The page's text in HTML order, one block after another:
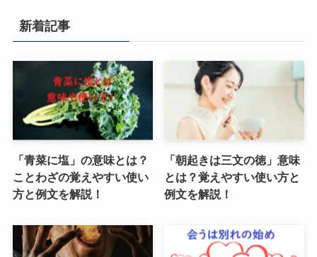
新着記事
「青菜に塩」の意味とは？
ことわざの覚えやすい使い
方と例文を解説！
「朝起きは三文の徳」意味
とは？覚えやすい使い方と
例文を解説！